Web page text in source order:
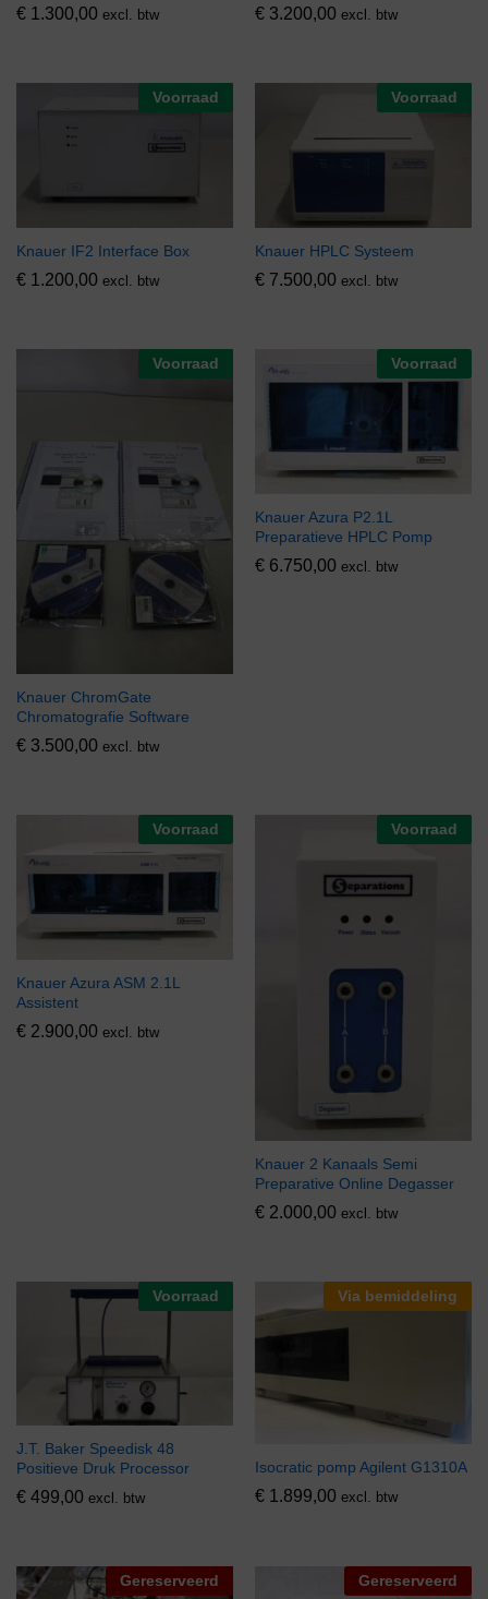
€ 1.300,00 excl. btw € 3.200,00 excl. btw
Voorraad
Knauer IF2 Interface Box
€ 1.200,00 excl. btw
Voorraad
Knauer HPLC Systeem
€ 7.500,00 excl. btw
Voorraad
Knauer ChromGate
Chromatografie Software
€ 3.500,00 excl. btw
Voorraad
Knauer Azura P2.1L
Preparatieve HPLC Pomp
€ 6.750,00 excl. btw
Voorraad
Knauer Azura ASM 2.1L
Assistent
€ 2.900,00 excl. btw
Voorraad
Knauer 2 Kanaals Semi
Preparative Online Degasser
€ 2.000,00 excl. btw
Voorraad
J.T. Baker Speedisk 48
Positieve Druk Processor
€ 499,00 excl. btw
Via bemiddeling
Isocratic pomp Agilent G1310A
€ 1.899,00 excl. btw
Gereserveerd Gereserveerd